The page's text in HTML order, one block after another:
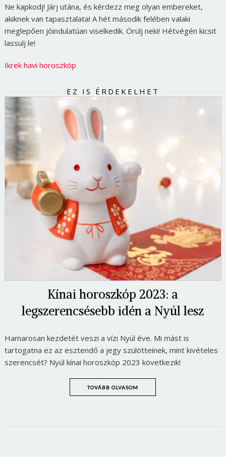
Ne kapkodj! Járj utána, és kérdezz meg olyan embereket,
akiknek van tapasztalata! A hét második felében valaki
meglepően jóindulatúan viselkedik. Örülj neki! Hétvégén kicsit
lassulj le!
Ikrek havi horoszkóp
EZ IS ÉRDEKELHET
Kínai horoszkóp 2023: a
legszerencsésebb idén a Nyúl lesz
Hamarosan kezdetét veszi a vízi Nyúl éve. Mi mást is
tartogatna ez az esztendő a jegy szülötteinek, mint kivételes
szerencsét? Nyúl kínai horoszkóp 2023 következik!
TOVÁBB OLVASOM